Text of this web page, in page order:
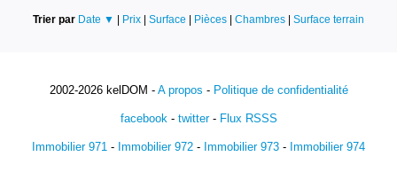
Trier par Date ▼ | Prix | Surface | Pièces | Chambres | Surface terrain
2002-2026 kelDOM - A propos - Politique de confidentialité
facebook- twitter- Flux RSSS
Immobilier 971 - Immobilier 972 - Immobilier 973 - Immobilier 974